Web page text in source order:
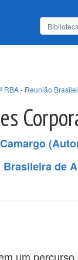
RBA - Reunião
Brasileira de
um